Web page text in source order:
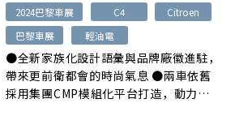
2024巴黎車展 C4
Citroen
巴黎車展
輕油電
●全新家族化設計語彙與品牌廠徽進駐，
帶來更前衛都會的時尚氣息 ●兩車依舊
採用集團CMP模組化平台打造，動力維